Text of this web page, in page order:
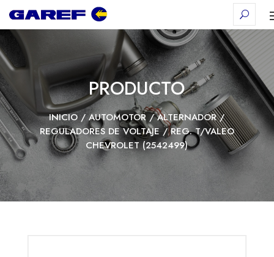
PRODUCTO
INICIO/AUTOMOTOR/ALTERNADOR/
REGULADORES DE VOLTAJE/ REG. T/VALEO
CHEVROLET (2542499)